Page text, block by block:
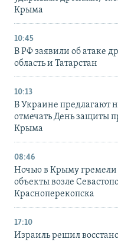
Крыма
10:45
В РФ заявили об атаке
область и Татарстан
10:13
В Украине предлагают
отмечать День защиты
Крыма
08:46
Ночью в Крыму гремели
объекты возле
Красноперекопска
17:10
Израиль решил